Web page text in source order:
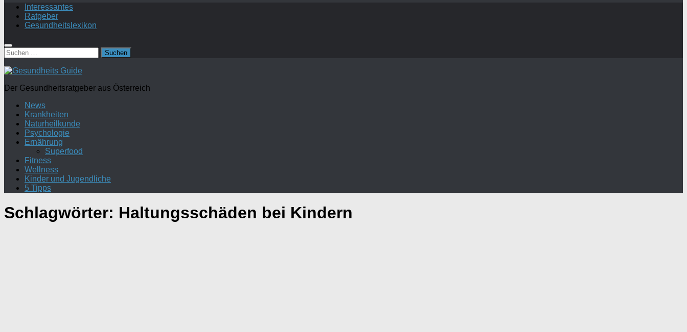
Interessantes
Ratgeber
Gesundheitslexikon
Suchen
nach:
Der Gesundheitsratgeber aus Österreich
News
Krankheiten
Naturheilkunde
Psychologie
Ernährung
Superfood
Fitness
Wellness
Kinder und Jugendliche
5 Tipps
Schlagwörter: Haltungsschäden bei Kindern